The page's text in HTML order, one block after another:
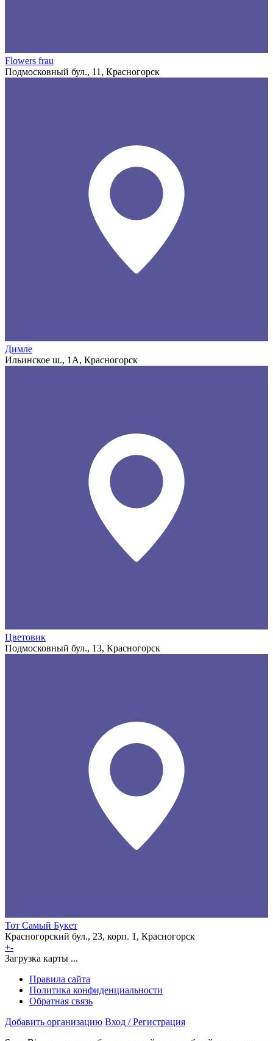
Flowers frau
Подмосковный бул., 11, Красногорск
Димле
Ильинское ш., 1А, Красногорск
Цветовик
Подмосковный бул., 13, Красногорск
Тот Самый Букет
Красногорский бул., 23, корп. 1, Красногорск
+-
Загрузка карты ...
Правила сайта
Политика конфиденциальности
Обратная связь
Добавить организацию Вход / Регистрация